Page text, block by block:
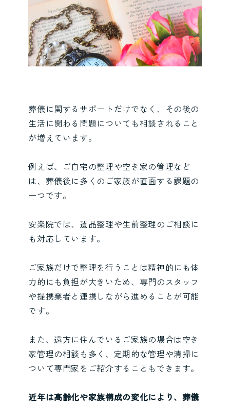
葬儀に関するサポートだけでなく、その後の
生活に関わる問題についても相談されること
が増えています。
例えば、ご自宅の整理や空き家の管理など
は、葬儀後に多くのご家族が直面する課題の
一つです。
安楽院では、遺品整理や生前整理のご相談に
も対応しています。
ご家族だけで整理を行うことは精神的にも体
力的にも負担が大きいため、専門のスタッフ
や提携業者と連携しながら進めることが可能
です。
また、遠方に住んでいるご家族の場合は空き
家管理の相談も多く、定期的な管理や清掃に
ついて専門家をご紹介することもできます。
近年は高齢化や家族構成の変化により、葬儀